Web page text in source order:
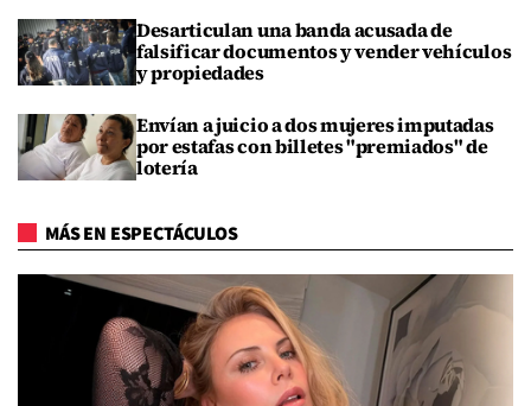
Desarticulan una banda acusada de
falsificar documentos y vender vehículos
y propiedades
Envían a juicio a dos mujeres imputadas
por estafas con billetes "premiados" de
lotería
MÁS EN ESPECTÁCULOS